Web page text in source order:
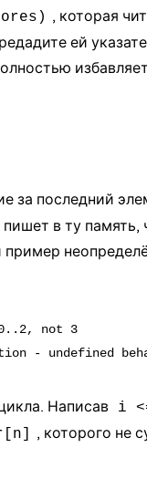
, которая
ей
за последний
в ту память,
пример
not 3
Написав i
, которого не